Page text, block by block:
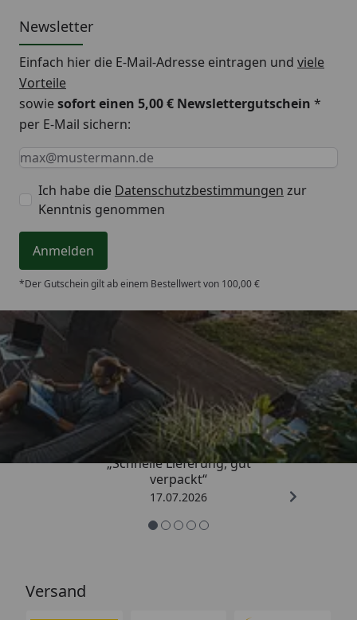
Newsletter
Einfach hier die E-Mail-Adresse eintragen und viele
Vorteile
sowiesofort einen 5,00 € Newslettergutschein *
per E-Mail sichern:
Keine Eingabe erforderlich
Eingabe erforderlich
E-Mail *
Ich habe die Datenschutzbestimmungen zur
Kenntnis genommen
Anmelden
*Der Gutschein gilt ab einem Bestellwert von 100,00 €
Trusted Shops
4,65/ 5
„Schnelle Lieferung, gut
verpackt“
17.07.2026
Versand